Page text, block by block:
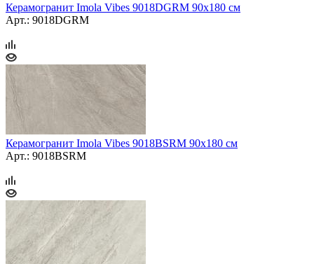
Керамогранит Imola Vibes 9018DGRM 90x180 см
Арт.: 9018DGRM
Керамогранит Imola Vibes 9018BSRM 90x180 см
Арт.: 9018BSRM